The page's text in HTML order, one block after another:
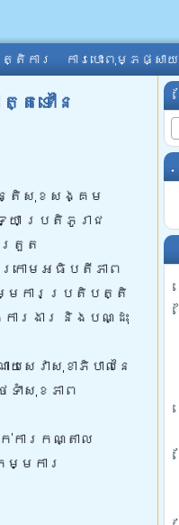
ការ ការបោះពុម្ភផ្សាយ
ទៅនៃ
សន្តិសុខសង្គម
ា ប្រតិភូរាជ
ត្រួត
រោមអធិបតីភាព
ម្មការប្រតិបត្តិ
រងារ និងបណ្ដុះ
េវាសុខាភិបាលនៃ
ាំសុខភាព
ការកណ្តាល
ម្មការ